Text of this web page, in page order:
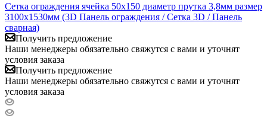
Сетка ограждения ячейка 50х150 диаметр прутка 3,8мм размер
3100x1530мм (3D Панель ограждения / Сетка 3D / Панель
сварная)
Получить предложение
Наши менеджеры обязательно свяжутся с вами и уточнят
условия заказа
Получить предложение
Наши менеджеры обязательно свяжутся с вами и уточнят
условия заказа